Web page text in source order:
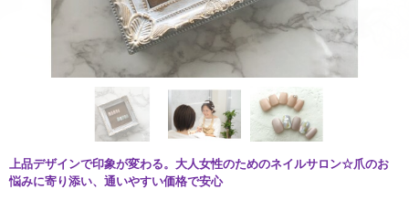
上品デザインで印象が変わる。大人女性のためのネイルサロン☆爪のお
悩みに寄り添い、通いやすい価格で安心